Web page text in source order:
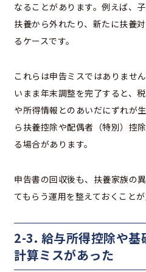
なることがあります。例えば、
扶養から外れたり、新たに扶養
るケースです。
これらは申告ミスではありませ
いまま年末調整を完了すると、
や所得情報とのあいだにずれが
ら扶養控除や配偶者（特別）控
る場合があります。
申告書の回収後も、扶養家族の
てもらう運用を整えておくことが
2-3. 給与所得控除や基
計算ミスがあった